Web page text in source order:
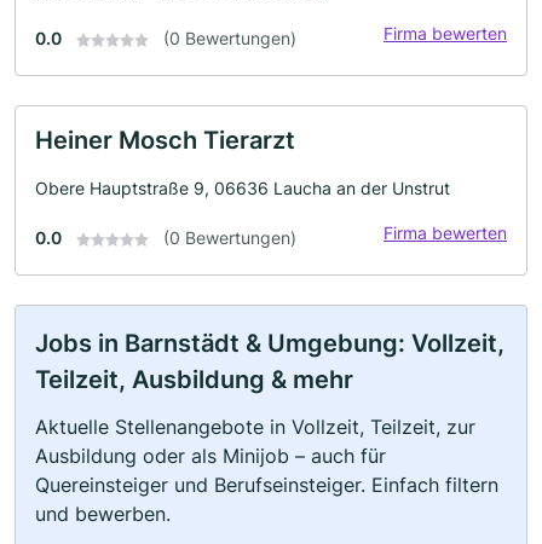
0.0 (0 Bewertungen) Firma bewerten
Heiner Mosch Tierarzt
Obere Hauptstraße 9, 06636 Laucha an der Unstrut
0.0 (0 Bewertungen) Firma bewerten
Jobs in Barnstädt & Umgebung: Vollzeit,
Teilzeit, Ausbildung & mehr
Aktuelle Stellenangebote in Vollzeit, Teilzeit, zur
Ausbildung oder als Minijob – auch für
Quereinsteiger und Berufseinsteiger. Einfach filtern
und bewerben.